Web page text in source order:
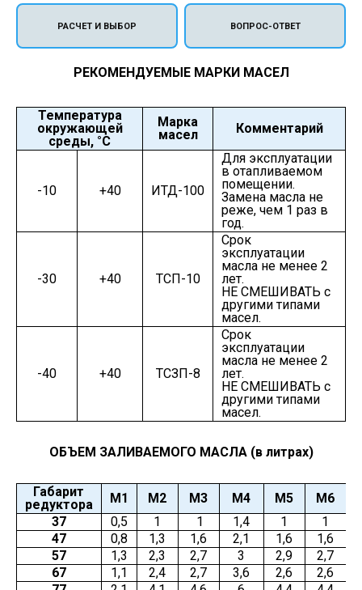
РАСЧЕТ И ВЫБОР ВОПРОС-ОТВЕТ
РЕКОМЕНДУЕМЫЕ МАРКИ МАСЕЛ
Температура
окружающей
среды, °С
Марка
масел
Комментарий
-10 +40 ИТД-100
Для эксплуатации
в отапливаемом
помещении.
Замена масла не
реже, чем 1 раз в
год.
-30 +40 ТСП-10
Срок
эксплуатации
масла не менее 2
лет.
НЕ СМЕШИВАТЬ с
другими типами
масел.
-40 +40 ТСЗП-8
Срок
эксплуатации
масла не менее 2
лет.
НЕ СМЕШИВАТЬ с
другими типами
масел.
ОБЪЕМ ЗАЛИВАЕМОГО МАСЛА (в литрах)
Габарит
редуктора
М1 М2 М3 М4 М5
М6
37
0,5 1 1 1,4 1
1
47
0,8 1,3 1,6 2,1 1,6
1,6
57
1,3 2,3 2,7 3 2,9
2,7
67
1,1 2,4 2,7 3,6 2,6
2,6